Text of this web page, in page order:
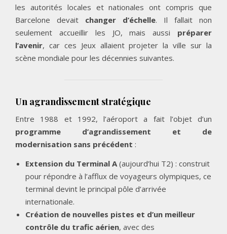
les autorités locales et nationales ont compris que
Barcelone devait changer d’échelle. Il fallait non
seulement accueillir les JO, mais aussi préparer
l’avenir, car ces Jeux allaient projeter la ville sur la
scène mondiale pour les décennies suivantes.
Un agrandissement stratégique
Entre 1988 et 1992, l’aéroport a fait l’objet d’un
programme d’agrandissement et de
modernisation sans précédent :
Extension du Terminal A(aujourd’hui T2) : construit
pour répondre à l’afflux de voyageurs olympiques, ce
terminal devint le principal pôle d’arrivée
internationale.
Création de nouvelles pistes et d’un meilleur
contrôle du trafic aérien, avec des